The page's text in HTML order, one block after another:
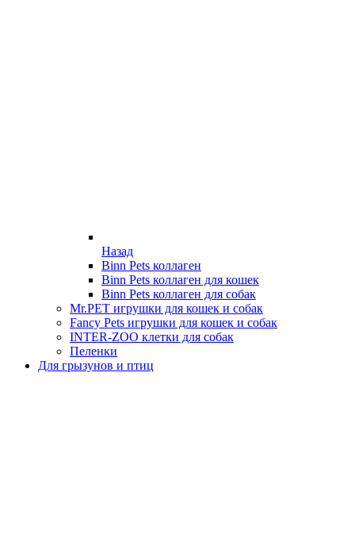
Назад
Binn Pets коллаген
Binn Pets коллаген для кошек
Binn Pets коллаген для собак
Mr.PET игрушки для кошек и собак
Fancy Pets игрушки для кошек и собак
INTER-ZOO клетки для собак
Пеленки
Для грызунов и птиц